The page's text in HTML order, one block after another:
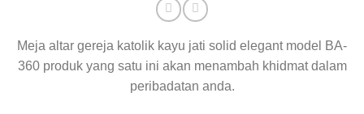
Meja altar gereja katolik kayu jati solid elegant model BA-
360 produk yang satu ini akan menambah khidmat dalam
peribadatan anda.